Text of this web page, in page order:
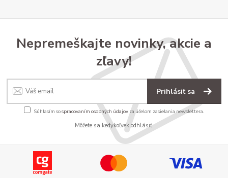
Nepremeškajte novinky, akcie a
zľavy!
Prihlásiť sa
Súhlasím sospracovaním osobných údajov za účelom zasielania newslettera.
Môžete sa kedykoľvek odhlásiť.